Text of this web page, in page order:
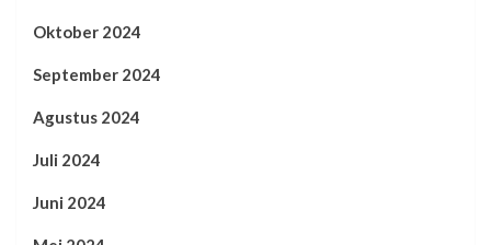
Oktober 2024
September 2024
Agustus 2024
Juli 2024
Juni 2024